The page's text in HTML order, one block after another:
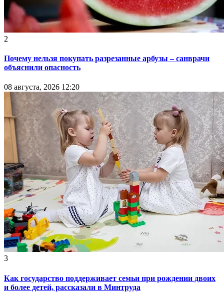
2
Почему нельзя покупать разрезанные арбузы – санврачи
объяснили опасность
08 августа, 2026 12:20
3
Как государство поддерживает семьи при рождении двоих
и более детей, рассказали в Минтруда